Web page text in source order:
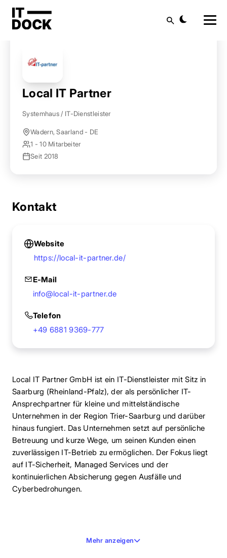
Startseite Anbieter finden
Local IT Partner
Systemhaus / IT-Dienstleister
Wadern, Saarland - DE
1 - 10 Mitarbeiter
Seit 2018
Kontakt
Website
https://local-it-partner.de/
E-Mail
info@local-it-partner.de
Telefon
+49 6881 9369-777
Local IT Partner GmbH ist ein IT-Dienstleister mit Sitz in
Saarburg (Rheinland-Pfalz), der als persönlicher IT-
Ansprechpartner für kleine und mittelständische
Unternehmen in der Region Trier-Saarburg und darüber
hinaus fungiert. Das Unternehmen setzt auf persönliche
Betreuung und kurze Wege, um seinen Kunden einen
zuverlässigen IT-Betrieb zu ermöglichen. Der Fokus liegt
auf IT-Sicherheit, Managed Services und der
kontinuierlichen Absicherung gegen Ausfälle und
Cyberbedrohungen.
Mehr anzeigen